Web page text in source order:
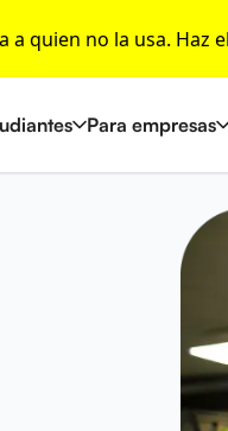
quien no la usa. Haz
Para empresas